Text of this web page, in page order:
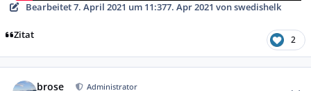
Bearbeitet7. April 2021 um 11:377. Apr 2021 von swedishelk
Zitat 2
brose Administrator